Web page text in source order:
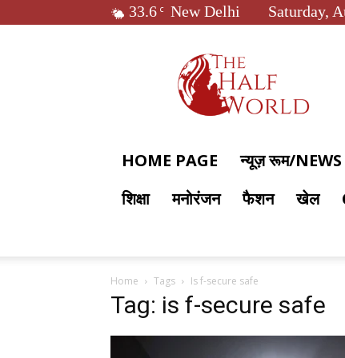
33.6 C New Delhi Saturday,
World
HOME PAGE न्यूज़ रूम/
शिक्षा
मनोरंजन फैशन खेल
Home Tags Is f-secure safe
Tag: is f-secure safe